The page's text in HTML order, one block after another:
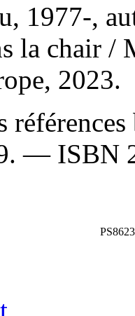
1977-,
la chair /
2023.
. — ISBN